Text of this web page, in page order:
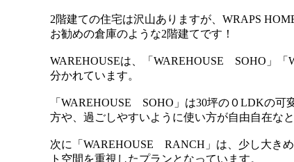
2階建ての住宅は沢山ありますが、WRAPS
お勧めの倉庫のような2階建てです！
WAREHOUSEは、「WAREHOUSE SOHO」
分かれています。
「WAREHOUSE SOHO」は30坪の０LDKの
方や、過ごしやすいように使い方が自由自在な
次に「WAREHOUSE RANCH」は、少し大き
ト空間を重視したプランとなっています。